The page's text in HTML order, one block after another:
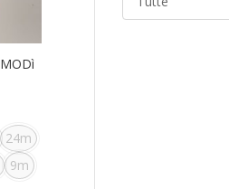
24m
9m